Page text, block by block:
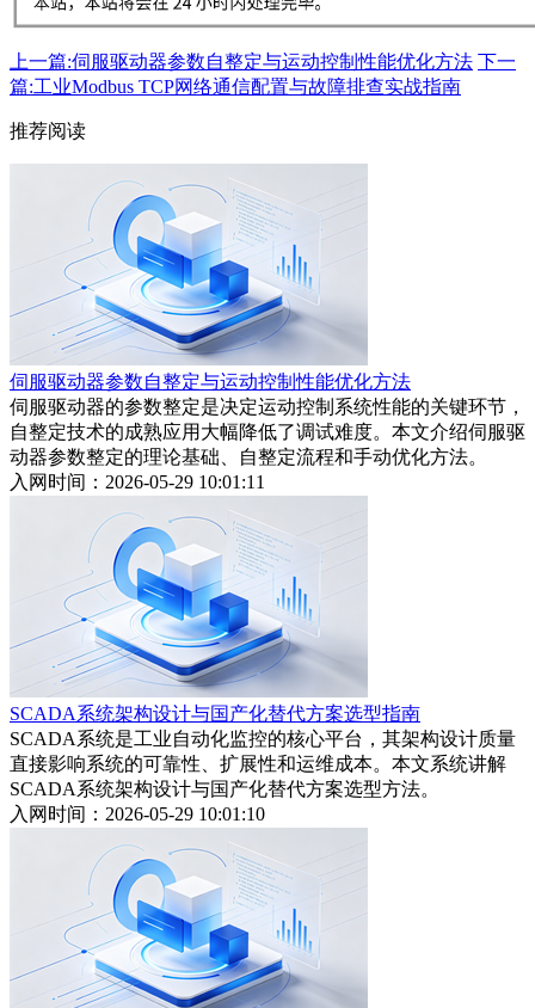
上一篇:伺服驱动器参数自整定与运动控制性能优化方法 下一
篇:工业Modbus TCP网络通信配置与故障排查实战指南
推荐阅读
伺服驱动器参数自整定与运动控制性能优化方法
伺服驱动器的参数整定是决定运动控制系统性能的关键环节，
自整定技术的成熟应用大幅降低了调试难度。本文介绍伺服驱
动器参数整定的理论基础、自整定流程和手动优化方法。
入网时间：2026-05-29 10:01:11
SCADA系统架构设计与国产化替代方案选型指南
SCADA系统是工业自动化监控的核心平台，其架构设计质量
直接影响系统的可靠性、扩展性和运维成本。本文系统讲解
SCADA系统架构设计与国产化替代方案选型方法。
入网时间：2026-05-29 10:01:10